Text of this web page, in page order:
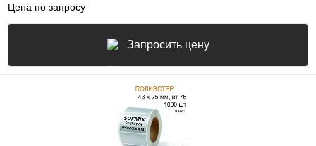
Цена по запросу
Запросить цену